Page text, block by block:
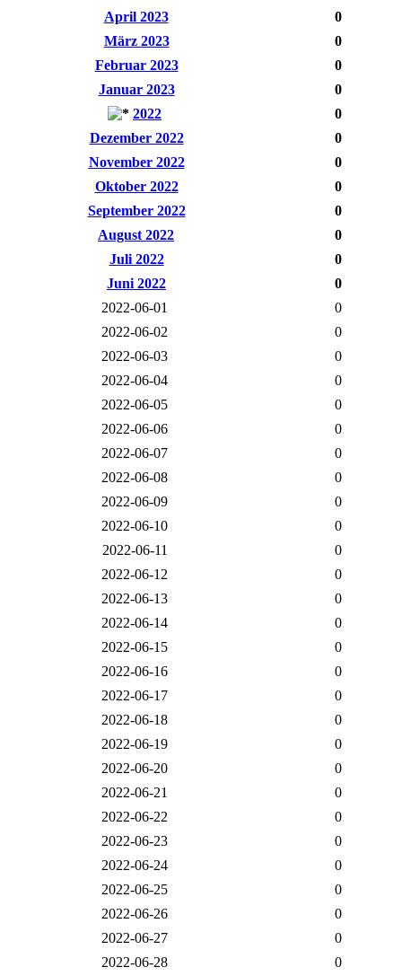
April 2023
0
März 2023
0
Februar 2023
0
Januar 2023
0
2022
0
Dezember 2022
0
November 2022
0
Oktober 2022
0
September 2022
0
August 2022
0
Juli 2022
0
Juni 2022
0
2022-06-01
0
2022-06-02
0
2022-06-03
0
2022-06-04
0
2022-06-05
0
2022-06-06
0
2022-06-07
0
2022-06-08
0
2022-06-09
0
2022-06-10
0
2022-06-11
0
2022-06-12
0
2022-06-13
0
2022-06-14
0
2022-06-15
0
2022-06-16
0
2022-06-17
0
2022-06-18
0
2022-06-19
0
2022-06-20
0
2022-06-21
0
2022-06-22
0
2022-06-23
0
2022-06-24
0
2022-06-25
0
2022-06-26
0
2022-06-27
0
2022-06-28
0